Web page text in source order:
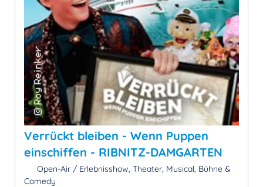
Verrückt bleiben - Wenn Puppen
einschiffen - RIBNITZ-DAMGARTEN
Open-Air / Erlebnisshow, Theater, Musical, Bühne &
Comedy